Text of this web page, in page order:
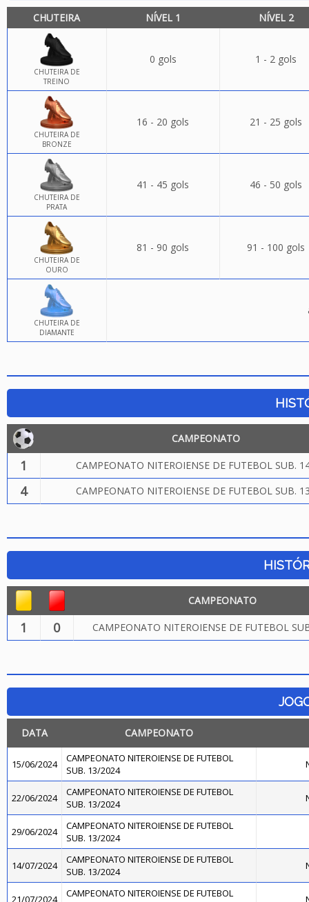
CHUTEIRA NÍVEL 1 NÍVEL 2
CHUTEIRA DE
TREINO
0 gols 1 - 2 gols
CHUTEIRA DE
BRONZE
16 - 20 gols 21 - 25 gols
CHUTEIRA DE
PRATA
41 - 45 gols 46 - 50 gols
CHUTEIRA DE
OURO
81 - 90 gols 91 - 100 gols
CHUTEIRA DE
DIAMANTE
CAMPEONATO
1 CAMPEONATO NITEROIENSE DE FUTEBOL SUB.
4 CAMPEONATO NITEROIENSE DE FUTEBOL SUB.
CAMPEONATO
1 0 CAMPEONATO NITEROIENSE DE FUTEBOL
DATA CAMPEONATO
15/06/2024
CAMPEONATO NITEROIENSE DE FUTEBOL
SUB. 13/2024
22/06/2024
CAMPEONATO NITEROIENSE DE FUTEBOL
SUB. 13/2024
29/06/2024
CAMPEONATO NITEROIENSE DE FUTEBOL
SUB. 13/2024
14/07/2024
CAMPEONATO NITEROIENSE DE FUTEBOL
SUB. 13/2024
21/07/2024
CAMPEONATO NITEROIENSE DE FUTEBOL